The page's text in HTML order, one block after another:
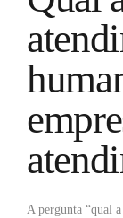
A pergunta “qual